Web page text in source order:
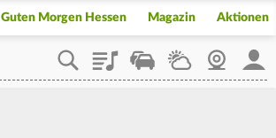
Guten Morgen Hessen Magazin Aktionen
PlaylistStaupilotWetterWebcam